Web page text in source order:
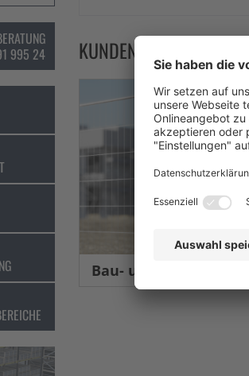
995 24
KUNDEN KAUFTEN AUCH
Bau- und Eventsicherung